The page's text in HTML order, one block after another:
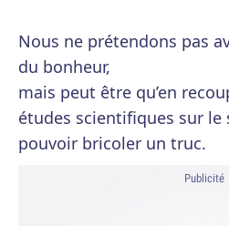
Nous ne prétendons pas
du bonheur,
mais peut être qu’en
études scientifiques sur le
pouvoir bricoler un truc.
Publicité